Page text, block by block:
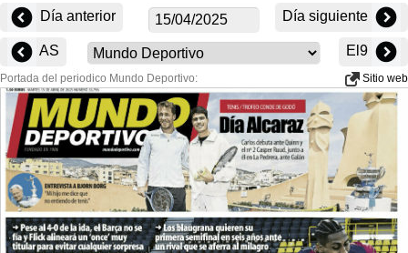
Día anterior Día siguiente
AS El9
Portada del periodico Mundo Deportivo: Sitio web